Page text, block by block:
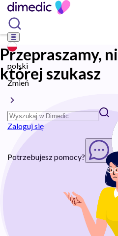
polski
Zmień
Zaloguj się
Potrzebujesz pomocy?
Przepraszamy,
której szukasz